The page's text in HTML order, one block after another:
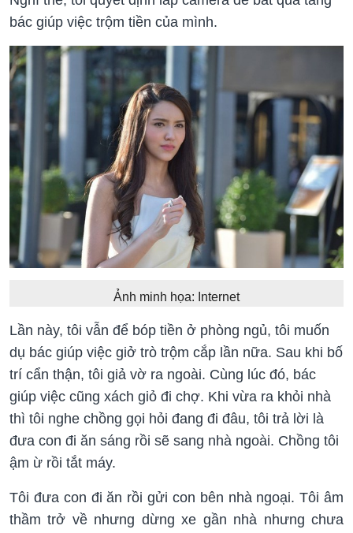
bác giúp việc trộm tiền của mình.
Ảnh minh họa: Internet
Lần này, tôi vẫn để bóp tiền ở phòng ngủ, tôi muốn
dụ bác giúp việc giở trò trộm cắp lần nữa. Sau khi bố
trí cẩn thận, tôi giả vờ ra ngoài. Cùng lúc đó, bác
giúp việc cũng xách giỏ đi chợ. Khi vừa ra khỏi nhà
thì tôi nghe chồng gọi hỏi đang đi đâu, tôi trả lời là
đưa con đi ăn sáng rồi sẽ sang nhà ngoài. Chồng tôi
ậm ừ rồi tắt máy.
Tôi đưa con đi ăn rồi gửi con bên nhà ngoại. Tôi âm
thầm trở về nhưng dừng xe gần nhà nhưng chưa